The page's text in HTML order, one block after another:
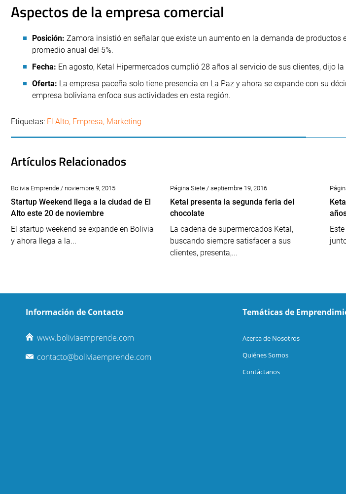
Aspectos de la empresa comercial
Posición: Zamora insistió en señalar que existe un aumento en la demanda de productos
promedio anual del 5%.
Fecha: En agosto, Ketal Hipermercados cumplió 28 años al servicio de sus clientes, dijo la
Oferta: La empresa paceña solo tiene presencia en La Paz y ahora se expande con su
empresa boliviana enfoca sus actividades en esta región.
Etiquetas: El Alto, Empresa, Marketing
Artículos Relacionados
Bolivia Emprende / noviembre 9, 2015
Startup Weekend llega a la ciudad de El
Alto este 20 de noviembre
El startup weekend se expande en Bolivia
y ahora llega a la...
Página Siete / septiembre 19, 2016
Ketal presenta la segunda feria del
chocolate
La cadena de supermercados Ketal,
buscando siempre satisfacer a sus
clientes, presenta,...
Información de Contacto
www.boliviaemprende.com
contacto@boliviaemprende.com
Temáticas de
Acerca de Nosotros
Quiénes Somos
Contáctanos